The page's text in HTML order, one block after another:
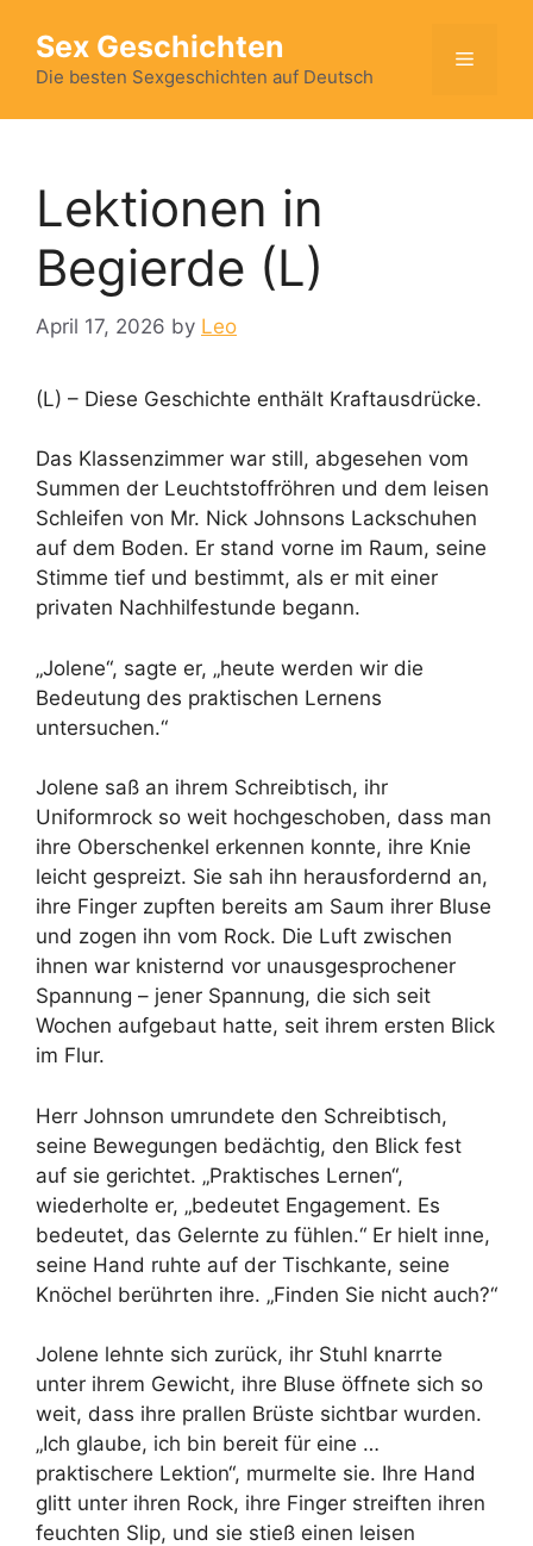
content
Sex Geschichten
Die besten Sexgeschichten auf Deutsch
Menu
Lektionen in
Begierde (L)
April 17, 2026 by Leo
(L) – Diese Geschichte enthält Kraftausdrücke.
Das Klassenzimmer war still, abgesehen vom
Summen der Leuchtstoffröhren und dem leisen
Schleifen von Mr. Nick Johnsons Lackschuhen
auf dem Boden. Er stand vorne im Raum, seine
Stimme tief und bestimmt, als er mit einer
privaten Nachhilfestunde begann.
„Jolene“, sagte er, „heute werden wir die
Bedeutung des praktischen Lernens
untersuchen.“
Jolene saß an ihrem Schreibtisch, ihr
Uniformrock so weit hochgeschoben, dass man
ihre Oberschenkel erkennen konnte, ihre Knie
leicht gespreizt. Sie sah ihn herausfordernd an,
ihre Finger zupften bereits am Saum ihrer Bluse
und zogen ihn vom Rock. Die Luft zwischen
ihnen war knisternd vor unausgesprochener
Spannung – jener Spannung, die sich seit
Wochen aufgebaut hatte, seit ihrem ersten Blick
im Flur.
Herr Johnson umrundete den Schreibtisch,
seine Bewegungen bedächtig, den Blick fest
auf sie gerichtet. „Praktisches Lernen“,
wiederholte er, „bedeutet Engagement. Es
bedeutet, das Gelernte zu fühlen.“ Er hielt inne,
seine Hand ruhte auf der Tischkante, seine
Knöchel berührten ihre. „Finden Sie nicht auch?“
Jolene lehnte sich zurück, ihr Stuhl knarrte
unter ihrem Gewicht, ihre Bluse öffnete sich so
weit, dass ihre prallen Brüste sichtbar wurden.
„Ich glaube, ich bin bereit für eine …
praktischere Lektion“, murmelte sie. Ihre Hand
glitt unter ihren Rock, ihre Finger streiften ihren
feuchten Slip, und sie stieß einen leisen